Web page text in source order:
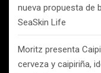
nueva propuesta de
SeaSkin Life
Moritz presenta
cerveza y caipiriña,